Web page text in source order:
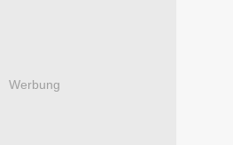
Werbung